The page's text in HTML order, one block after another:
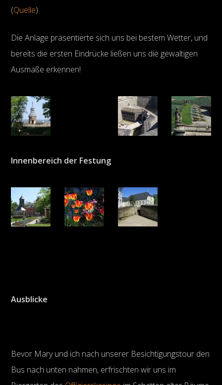
(Quelle)
Die Anlage präsentierte sich uns bei bestem Wetter, und
bereits die ersten Eindrücke ließen uns die gewaltigen
Ausmaße erkennen!
Innenbereich der Festung
Ausblicke
Bevor Mary und ich nach unserer Besichtigungstour den
Bus nach unten nahmen, erfrischten wir uns im